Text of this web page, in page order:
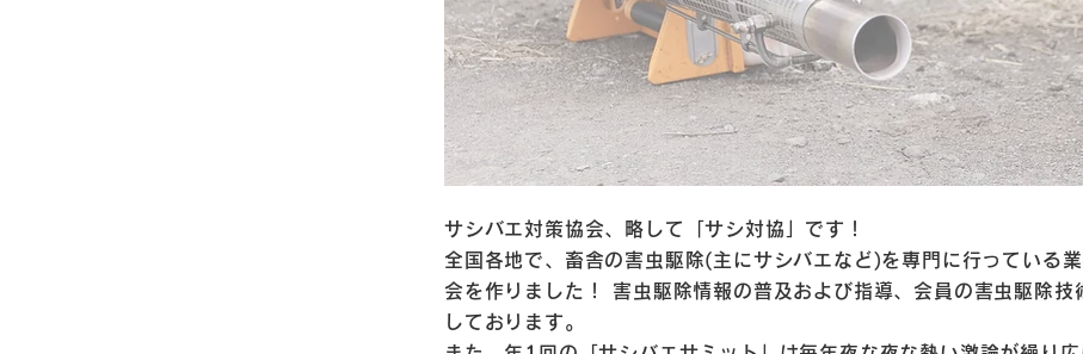
サシバエ対策協会、略して「サシ対協」です！
全国各地で、畜舎の害虫駆除(主にサシバエなど)を専門に行っている
会を作りました！ 害虫駆除情報の普及および指導、会員の害虫駆除技
しております。